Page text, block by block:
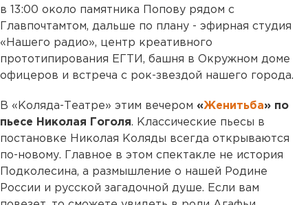
в 13:00 около памятника Попову рядом с
Главпочтамтом, дальше по плану - эфирная студия
«Нашего радио», центр креативного
прототипирования ЕГТИ, башня в Окружном доме
офицеров и встреча с рок-звездой нашего города.
В «Коляда-Театре» этим вечером «Женитьба» по
пьесе Николая Гоголя. Классические пьесы в
постановке Николая Коляды всегда открываются
по-новому. Главное в этом спектакле не история
Подколесина, а размышление о нашей Родине
России и русской загадочной душе. Если вам